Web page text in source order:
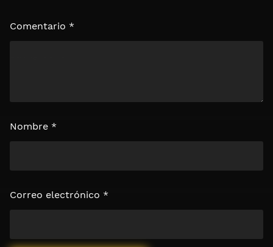
Comentario *
Nombre *
Correo electrónico *